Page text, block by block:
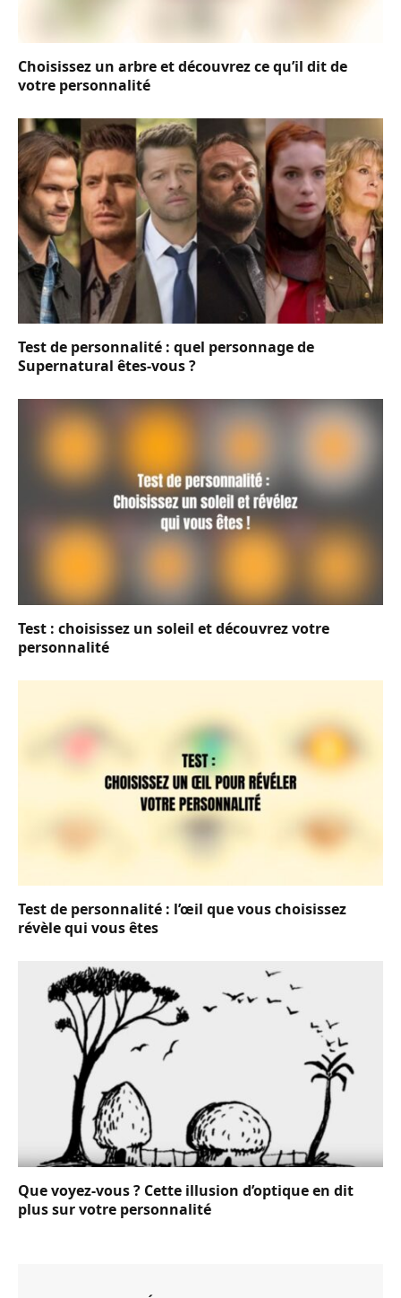
Choisissez un arbre et découvrez ce qu’il dit de
votre personnalité
Test de personnalité : quel personnage de
Supernatural êtes-vous ?
Test : choisissez un soleil et découvrez votre
personnalité
Test de personnalité : l’œil que vous choisissez
révèle qui vous êtes
Que voyez-vous ? Cette illusion d’optique en dit
plus sur votre personnalité